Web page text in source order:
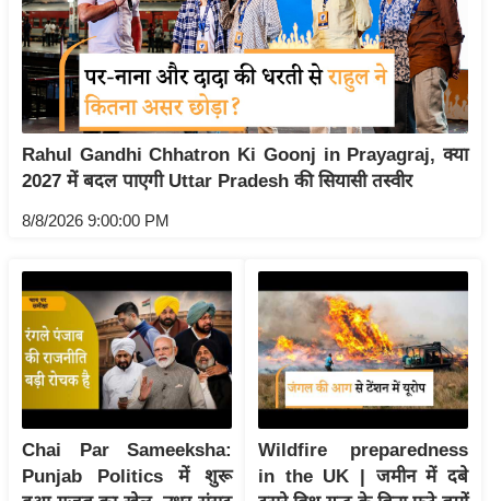
उ
द्यो
ग
ज
ग
त
वि
शे
ज्ञ
रा
य
ब
ज
खे
ल
Rahul Gandhi Chhatron Ki Goonj in Prayagraj, क्या
2027 में बदल पाएगी Uttar Pradesh की सियासी तस्वीर
8/8/2026 9:00:00 PM
Chai Par Sameeksha:
Punjab Politics में शुरू
Wildfire preparedness
in the UK | जमीन में दबे